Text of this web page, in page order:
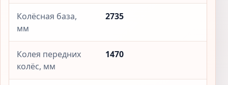
Колёсная база,
мм
2735
Колея передних
колёс, мм
1470